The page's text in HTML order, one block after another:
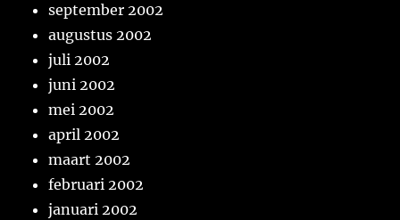
september 2002
augustus 2002
juli 2002
juni 2002
mei 2002
april 2002
maart 2002
februari 2002
januari 2002